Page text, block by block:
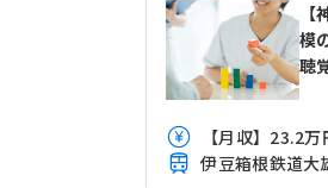
模
聴
【月収】23.2